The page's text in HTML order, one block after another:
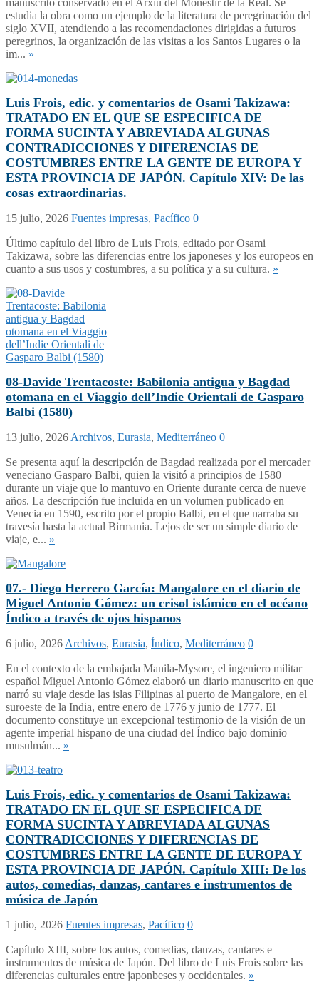
manuscrito conservado en el Arxiu del Monestir de la Real. Se
estudia la obra como un ejemplo de la literatura de peregrinación del
siglo XVII, atendiendo a las recomendaciones dirigidas a futuros
peregrinos, la organización de las visitas a los Santos Lugares o la
im... »
Luis Frois, edic. y comentarios de Osami Takizawa:
TRATADO EN EL QUE SE ESPECIFICA DE
FORMA SUCINTA Y ABREVIADA ALGUNAS
CONTRADICCIONES Y DIFERENCIAS DE
COSTUMBRES ENTRE LA GENTE DE EUROPA Y
ESTA PROVINCIA DE JAPÓN. Capítulo XIV: De las
cosas extraordinarias.
15 julio, 2026 Fuentes impresas, Pacífico 0
Último capítulo del libro de Luis Frois, editado por Osami
Takizawa, sobre las diferencias entre los japoneses y los europeos en
cuanto a sus usos y costumbres, a su política y a su cultura. »
08-Davide Trentacoste: Babilonia antigua y Bagdad
otomana en el Viaggio dell’Indie Orientali de Gasparo
Balbi (1580)
13 julio, 2026 Archivos, Eurasia, Mediterráneo 0
Se presenta aquí la descripción de Bagdad realizada por el mercader
veneciano Gasparo Balbi, quien la visitó a principios de 1580
durante un viaje que lo mantuvo en Oriente durante cerca de nueve
años. La descripción fue incluida en un volumen publicado en
Venecia en 1590, escrito por el propio Balbi, en el que narraba su
travesía hasta la actual Birmania. Lejos de ser un simple diario de
viaje, e... »
07.- Diego Herrero García: Mangalore en el diario de
Miguel Antonio Gómez: un crisol islámico en el océano
Índico a través de ojos hispanos
6 julio, 2026 Archivos, Eurasia, Índico, Mediterráneo 0
En el contexto de la embajada Manila-Mysore, el ingeniero militar
español Miguel Antonio Gómez elaboró un diario manuscrito en que
narró su viaje desde las islas Filipinas al puerto de Mangalore, en el
suroeste de la India, entre enero de 1776 y junio de 1777. El
documento constituye un excepcional testimonio de la visión de un
agente imperial hispano de una ciudad del Índico bajo dominio
musulmán... »
Luis Frois, edic. y comentarios de Osami Takizawa:
TRATADO EN EL QUE SE ESPECIFICA DE
FORMA SUCINTA Y ABREVIADA ALGUNAS
CONTRADICCIONES Y DIFERENCIAS DE
COSTUMBRES ENTRE LA GENTE DE EUROPA Y
ESTA PROVINCIA DE JAPÓN. Capítulo XIII: De los
autos, comedias, danzas, cantares e instrumentos de
música de Japón
1 julio, 2026 Fuentes impresas, Pacífico 0
Capítulo XIII, sobre los autos, comedias, danzas, cantares e
instrumentos de música de Japón. Del libro de Luis Frois sobre las
diferencias culturales entre japonbeses y occidentales. »